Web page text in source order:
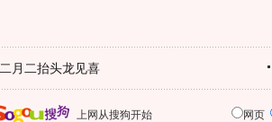
二月二抬头龙见喜
上网从搜狗开始 网页